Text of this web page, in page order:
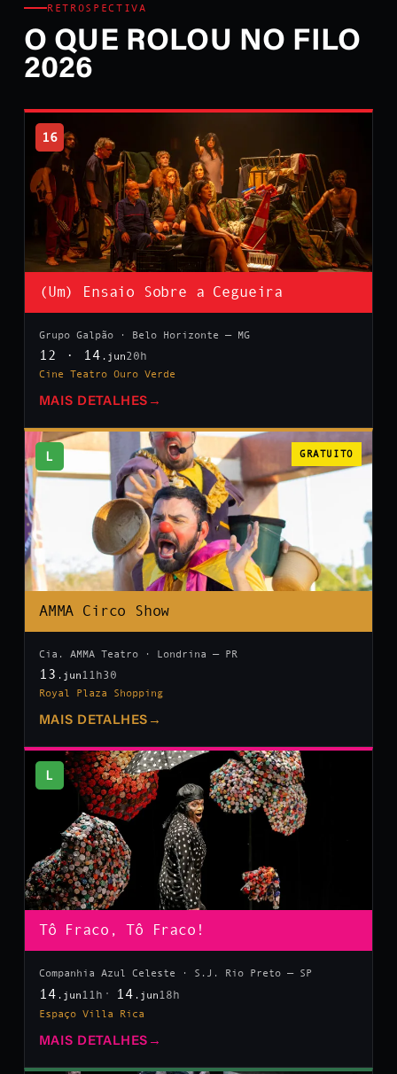
RETROSPECTIVA
O QUE ROLOU NO FILO
2026
16
(Um) Ensaio Sobre a Cegueira
Grupo Galpão · Belo Horizonte — MG
12 · 14 .jun20h
Cine Teatro Ouro Verde
MAIS DETALHES →
L GRATUITO
AMMA Circo Show
Cia. AMMA Teatro · Londrina — PR
13 .jun 11h30
Royal Plaza Shopping
MAIS DETALHES →
L
Tô Fraco, Tô Fraco!
Companhia Azul Celeste · S.J. Rio Preto — SP
14 .jun 11h 14 .jun 18h
Espaço Villa Rica
MAIS DETALHES →